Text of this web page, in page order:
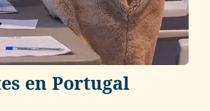
en Portugal